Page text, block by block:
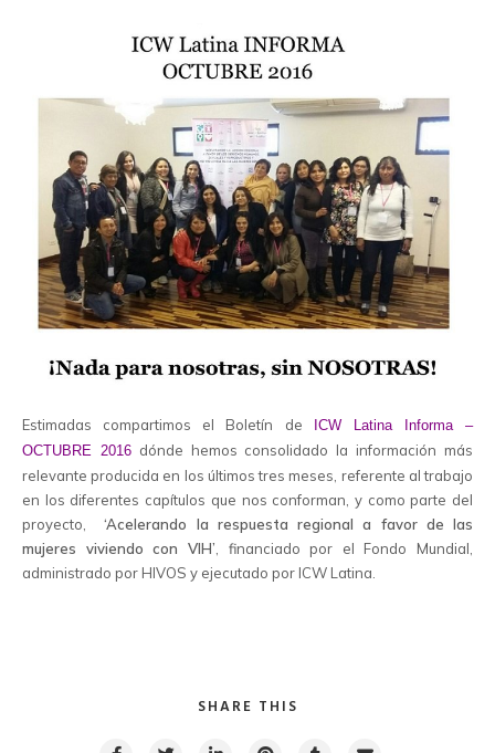
Estimadas compartimos el Boletín de
ICW Latina Informa –
OCTUBRE 2016dónde hemos consolidado la información más
relevante producida en los últimos tres meses, referente al trabajo
en los diferentes capítulos que nos conforman, y como parte del
proyecto,‘Acelerando la respuesta regional a favor de las
mujeres viviendo con VIH’ , financiado por el Fondo Mundial,
administrado por HIVOS y ejecutado por ICW Latina.
SHARE THIS